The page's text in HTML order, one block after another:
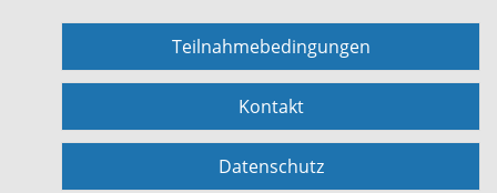
Teilnahmebedingungen
Kontakt
Datenschutz